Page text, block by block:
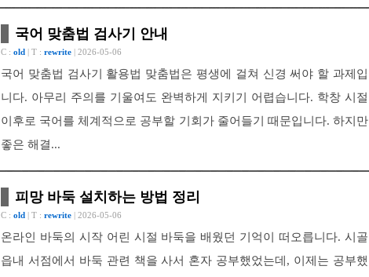
국어 맞춤법 검사기 안내
C : old | T : rewrite | 2026-05-06
국어 맞춤법 검사기 활용법 맞춤법은 평생에 걸쳐 신경 써야 할 과제입
니다. 아무리 주의를 기울여도 완벽하게 지키기 어렵습니다. 학창 시절
이후로 국어를 체계적으로 공부할 기회가 줄어들기 때문입니다. 하지만
좋은 해결...
피망 바둑 설치하는 방법 정리
C : old | T : rewrite | 2026-05-06
온라인 바둑의 시작 어린 시절 바둑을 배웠던 기억이 떠오릅니다. 시골
읍내 서점에서 바둑 관련 책을 사서 혼자 공부했었는데, 이제는 공부했